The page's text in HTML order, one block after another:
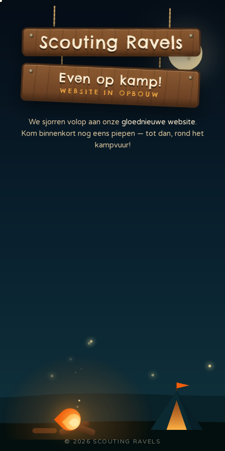
Scouting Ravels
Even op kamp!
WEBSITE IN OPBOUW
We sjorren volop aan onze gloednieuwe website.
Kom binnenkort nog eens piepen — tot dan, rond het
kampvuur!
© 2026 SCOUTING RAVELS